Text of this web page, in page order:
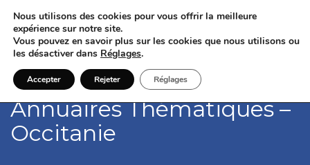
Annuaires Thématiques –
Occitanie
Nous utilisons des cookies pour vous offrir la meilleure
expérience sur notre site.
Vous pouvez en savoir plus sur les cookies que nous utilisons ou
les désactiver dans Réglages.
Accepter Rejeter Réglages